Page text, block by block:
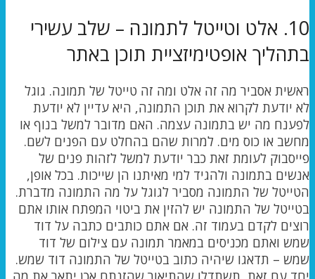
10. אלט וטייטל לתמונה – שלב עשירי
בתהליך אופטימיזציית תוכן באתר
ראשית אסביר מה זה אלט ומה זה טייטל של תמונה. גוגל
לא יודעת לקרוא את תוכן התמונה, היא עדיין לא יודעת
לפענח מה יש בתמונה עצמה. האם מדובר למשל בנוף או
מחשב או כוס מים. למרות שהם בהחלט עם הפנים לשם.
פייסבוק לעומת זאת כבר יודעת למשל לזהות פנים של
אנשים בתמונה ולהגיד למי מאיתנו הן שייכות. בכל אופן,
הטייטל של התמונה מסביר לגוגל על מה התמונה מדברת.
בטייטל של התמונה יש להזין את ביטוי המפתח אותו אתם
רוצים לקדם בעמוד זה. אם אתם כותבים כתבה על דוד
שמש ואתם מכניסים במאמר תמונה עם צילום של דוד
שמש – תדאגו שיהיה כתוב בטייטל של התמונה דוד שמש.